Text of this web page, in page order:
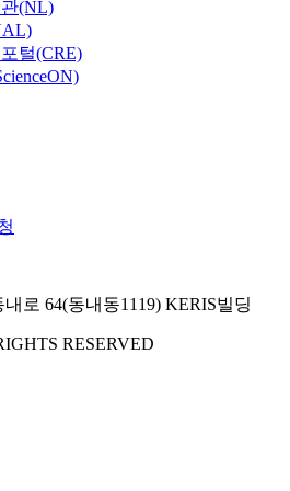
(NL)
털(CRE)
로 64(동내동1119) KERIS빌딩
RESERVED